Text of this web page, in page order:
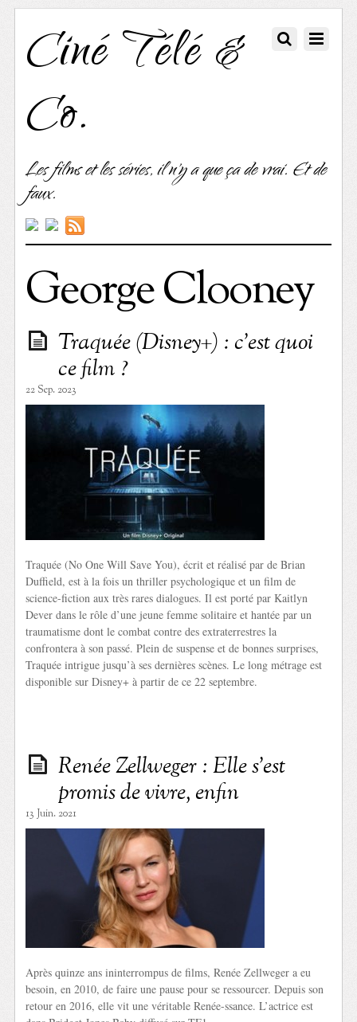
Ciné Télé &
Co.
Les films et les séries, il n'y a que ça de vrai. Et de
faux.
George Clooney
Traquée (Disney+) : c’est quoi
ce film ?
22 Sep. 2023
Traquée (No One Will Save You), écrit et réalisé par de Brian
Duffield, est à la fois un thriller psychologique et un film de
science-fiction aux très rares dialogues. Il est porté par Kaitlyn
Dever dans le rôle d’une jeune femme solitaire et hantée par un
traumatisme dont le combat contre des extraterrestres la
confrontera à son passé. Plein de suspense et de bonnes surprises,
Traquée intrigue jusqu’à ses dernières scènes. Le long métrage est
disponible sur Disney+ à partir de ce 22 septembre.
Renée Zellweger : Elle s’est
promis de vivre, enfin
13 Juin. 2021
Après quinze ans ininterrompus de films, Renée Zellweger a eu
besoin, en 2010, de faire une pause pour se ressourcer. Depuis son
retour en 2016, elle vit une véritable Renée-ssance. L’actrice est